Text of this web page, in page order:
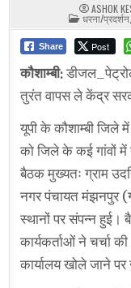
ASHOK
POSTED
IN
धरना/प्रदर्शन,
Share Post
कौशाम्बी:
तुरंत वापस ले केंद्र
यूपी के कौशाम्बी जिले
को जिले के कई गांवों में
बैठक मुख्यतः ग्राम
नगर पंचायत मंझनपुर
स्थानों पर संपन्न हुई।
कार्यकर्ताओं ने चर्चा
कार्यालय खोले जाने पर